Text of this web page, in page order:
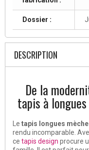
Dossier :
DESCRIPTION
De la
tapis à
Le tapis longues
rendu incomparable.
ce tapis design procure